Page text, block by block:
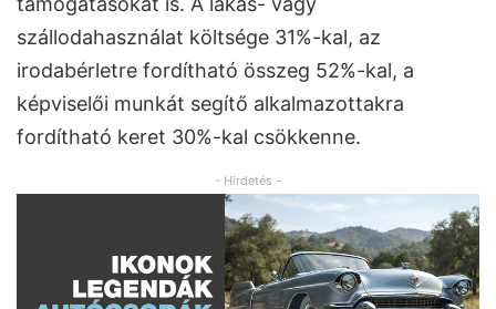
szállodahasználat költsége 31%-kal, az
irodabérletre fordítható összeg 52%-kal, a
képviselői munkát segítő alkalmazottakra
fordítható keret 30%-kal csökkenne.
- Hirdetés -